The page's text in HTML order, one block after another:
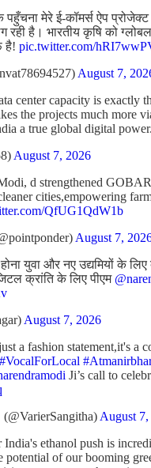
मेरे ई-कॉमर्स ऐप
है। भारतीय कृषि को
है! pic.twitter.com/
August 7,
center capacity is exactly
the projects much more
a true global digital power.
August 7, 2026
d strengthened
cities,empowering
QfUG1QdW1b
August 7,
युवा और नए उद्यमियों के लिए
क्रांति के लिए पीएम
August 7, 2026
a fashion statement,it's a
#VocalForLocal
Ji’s call to
August
India's ethanol push is
potential of our booming